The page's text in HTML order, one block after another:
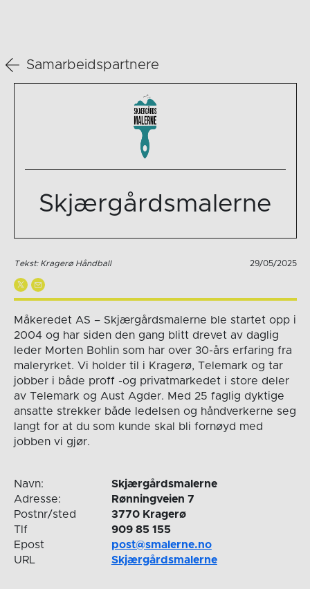
Samarbeidspartnere
Skjærgårdsmalerne
Tekst: Kragerø Håndball 29/05/2025
Måkeredet AS – Skjærgårdsmalerne ble startet opp i
2004 og har siden den gang blitt drevet av daglig
leder Morten Bohlin som har over 30-års erfaring fra
maleryrket. Vi holder til i Kragerø, Telemark og tar
jobber i både proff -og privatmarkedet i store deler
av Telemark og Aust Agder. Med 25 faglig dyktige
ansatte strekker både ledelsen og håndverkerne seg
langt for at du som kunde skal bli fornøyd med
jobben vi gjør.
Navn:
Skjærgårdsmalerne
Adresse:
Rønningveien 7
Postnr/sted
3770 Kragerø
Tlf
909 85 155
Epost
post@smalerne.no
URL
Skjærgårdsmalerne